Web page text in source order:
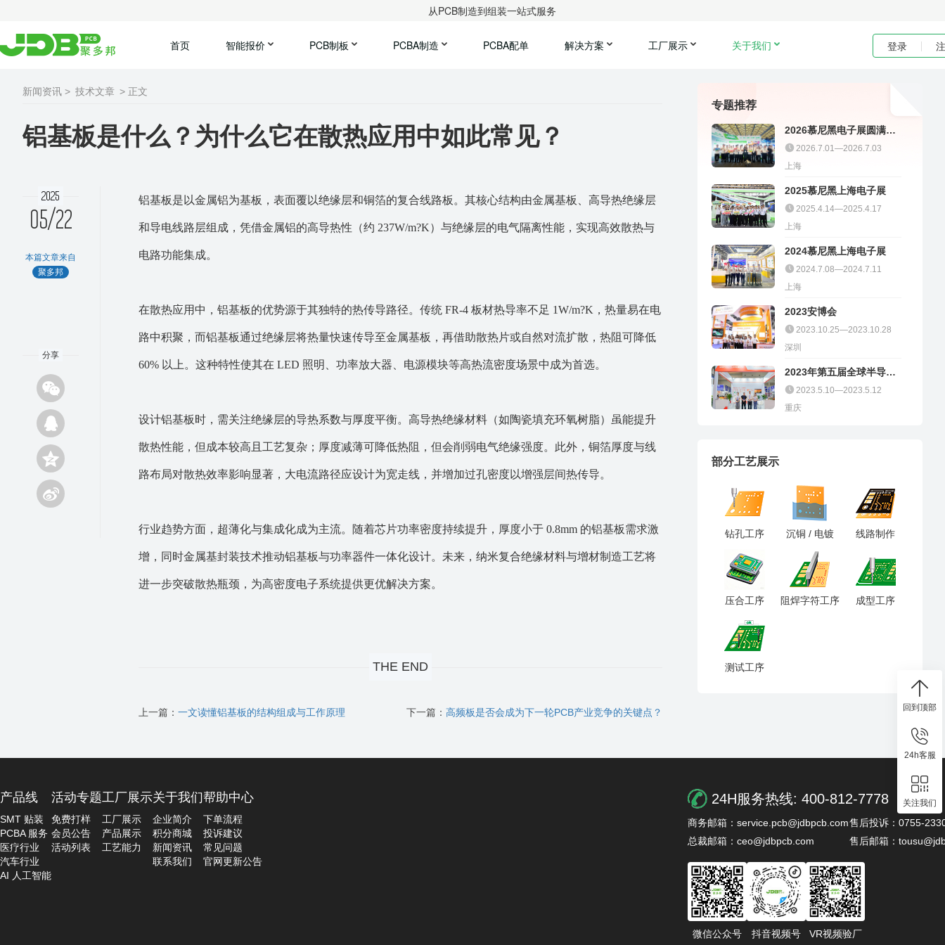
从PCB制造到组装一站式服务
首页 智能报价 PCB制板 PCBA制造 PCBA配单 解决方案 工厂展示 关于我们 登录
新闻资讯 > 技术文章 > 正文
铝基板是什么？为什么它在散热应用中如此常见？
2025
05/22
本篇文章来自
聚多邦
分享
铝基板是以金属铝为基板，表面覆以绝缘层和铜箔的复合线路板。其核心结构由金属基板、高导热绝缘层
和导电线路层组成，凭借金属铝的高导热性（约 237W/m?K）与绝缘层的电气隔离性能，实现高效散热与
电路功能集成。
在散热应用中，铝基板的优势源于其独特的热传导路径。传统 FR-4 板材热导率不足 1W/m?K，热量易在电
路中积聚，而铝基板通过绝缘层将热量快速传导至金属基板，再借助散热片或自然对流扩散，热阻可降低
60% 以上。这种特性使其在 LED 照明、功率放大器、电源模块等高热流密度场景中成为首选。
设计铝基板时，需关注绝缘层的导热系数与厚度平衡。高导热绝缘材料（如陶瓷填充环氧树脂）虽能提升
散热性能，但成本较高且工艺复杂；厚度减薄可降低热阻，但会削弱电气绝缘强度。此外，铜箔厚度与线
路布局对散热效率影响显著，大电流路径应设计为宽走线，并增加过孔密度以增强层间热传导。
行业趋势方面，超薄化与集成化成为主流。随着芯片功率密度持续提升，厚度小于 0.8mm 的铝基板需求激
增，同时金属基封装技术推动铝基板与功率器件一体化设计。未来，纳米复合绝缘材料与增材制造工艺将
进一步突破散热瓶颈，为高密度电子系统提供更优解决方案。
THE END
上一篇： 一文读懂铝基板的结构组成与工作原理 下一篇： 高频板是否会成为下一轮PCB产业竞争的关键点？
专题推荐
2026慕尼黑电子展圆满收
官｜聚多邦精彩不停
2026.7.01—2026.7.03
上海
2025慕尼黑上海电子展
2025.4.14—2025.4.17
上海
2024慕尼黑上海电子展
2024.7.08—2024.7.11
上海
2023安博会
2023.10.25—2023.10.28
深圳
2023年第五届全球半导体
产业（重庆）博览会
2023.5.10—2023.5.12
重庆
部分工艺展示
钻孔工序 沉铜 / 电镀 线路制作
压合工序 阻焊字符工序 成型工序
测试工序
产品线
SMT 贴装
PCBA 服务
医疗行业
汽车行业
AI 人工智能
活动专题
免费打样
会员公告
活动列表
工厂展示
工厂展示
产品展示
工艺能力
关于我们
企业简介
积分商城
新闻资讯
联系我们
帮助中心
下单流程
投诉建议
常见问题
官网更新公告
24H服务热线: 400-812-7778
商务邮箱：service.pcb@jdbpcb.com售后投诉：0755-
总裁邮箱：ceo@jdbpcb.com
售后邮箱：
微信公众号 抖音视频号 VR视频验厂
回到顶部
24h客服
关注我们